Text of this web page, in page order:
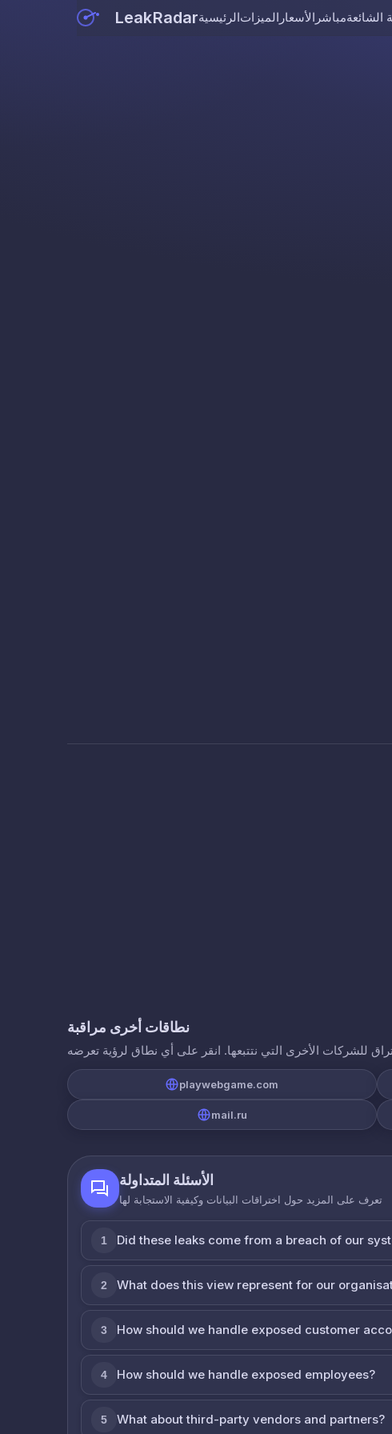
LeakRadarالرئيسيةالميزات الأسعار مباشرالشائعة
نطاقات أخرى مراقبة
playwebgame.com
mail.ru
الأسئلة المتداولة
تعرف على المزيد حول اختراقات البيانات وكيفية الاستجابة لها
1 Did these leaks come from a breach of our
2 What does this view represent for our
3 How should we handle exposed customer
4 How should we handle exposed employees?
5 What about third-party vendors and partners?